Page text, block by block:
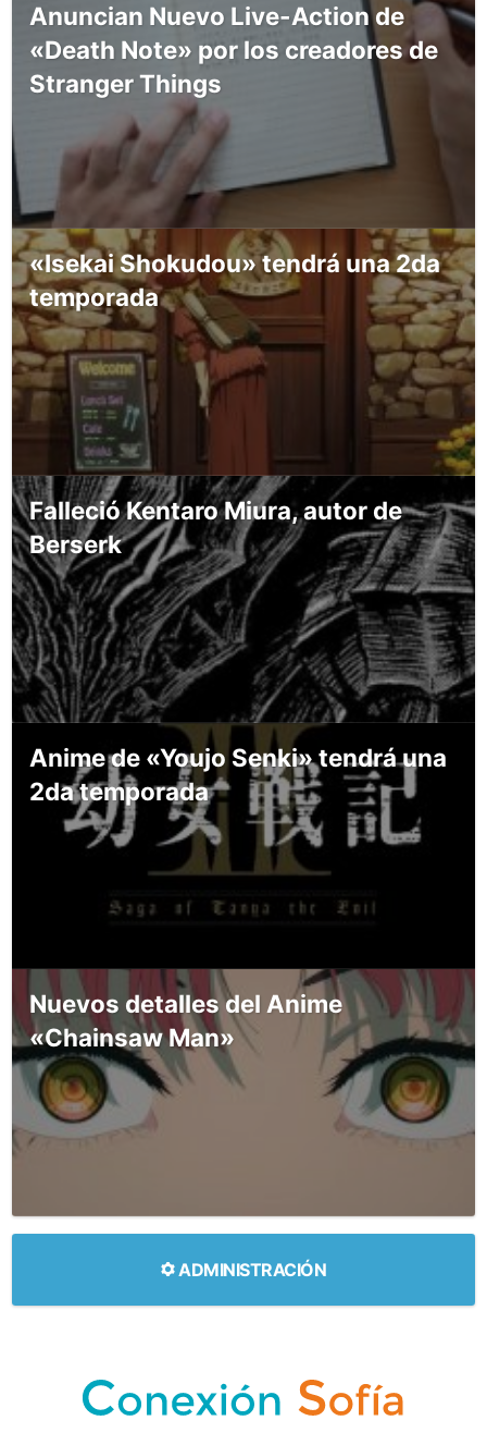
Anuncian Nuevo Live-Action de
«Death Note» por los creadores de
Stranger Things
«Isekai Shokudou» tendrá una 2da
temporada
Falleció Kentaro Miura, autor de
Berserk
Anime de «Youjo Senki» tendrá una
2da temporada
Nuevos detalles del Anime
«Chainsaw Man»
ADMINISTRACIÓN